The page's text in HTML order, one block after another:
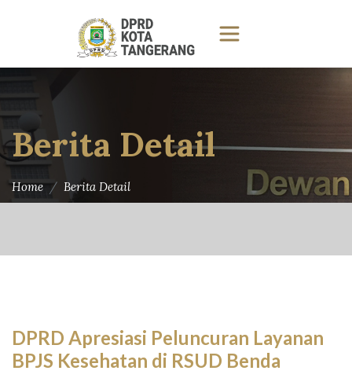
Berita Detail
Home Berita Detail
DPRD Apresiasi Peluncuran Layanan
BPJS Kesehatan di RSUD Benda